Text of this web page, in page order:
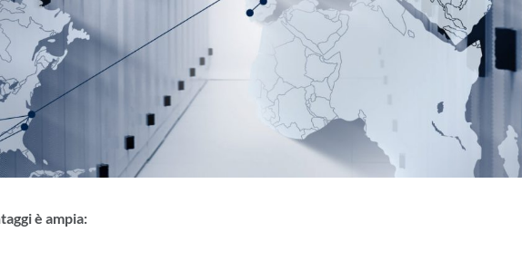
è ampia: